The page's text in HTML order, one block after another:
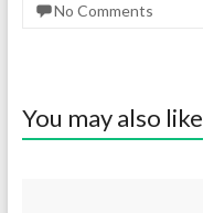
No Comments
You may also like